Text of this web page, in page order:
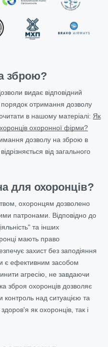
зброю?
видає відповідний
отримання дозволу
в нашому матеріалі: Як
охоронної фірми?
дозволу на зброю в
від загального
для охоронців?
охоронцям дозволено
патронами. Відповідно до
та інших
мають право
захист без заподіяння
є ефективним засобом
агресію, не завдаючи
зброя охоронців дозволяє
контроль над ситуацією та
як охоронців, так і